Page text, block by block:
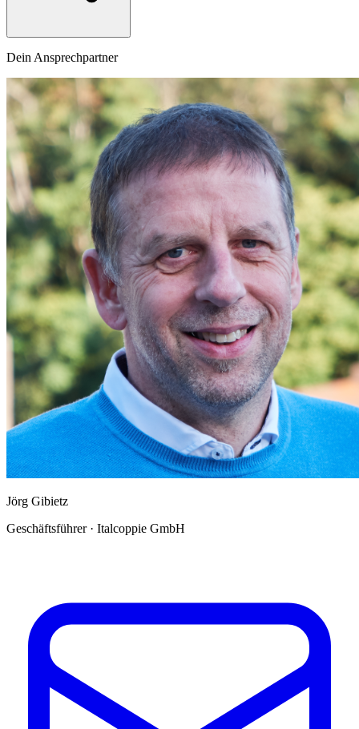
Dein Ansprechpartner
Jörg Gibietz
Geschäftsführer · Italcoppie GmbH